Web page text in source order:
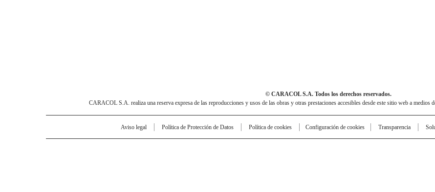
© CARACOL S.A. Todos los derechos reservados.
CARACOL S.A. realiza una reserva expresa de las reproducciones y usos de las obras y otras prestaciones accesibles desde este sitio web a medios
Aviso legal Política de Protección de Datos Política de cookies Configuración de cookies Transparencia